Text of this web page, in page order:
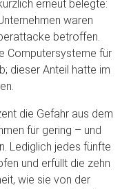
erneut belegte:
waren
betroffen.
Computersysteme für
dieser Anteil hatte im
die Gefahr aus dem
für gering – und
Lediglich jedes fünfte
und erfüllt die zehn
wie sie von der